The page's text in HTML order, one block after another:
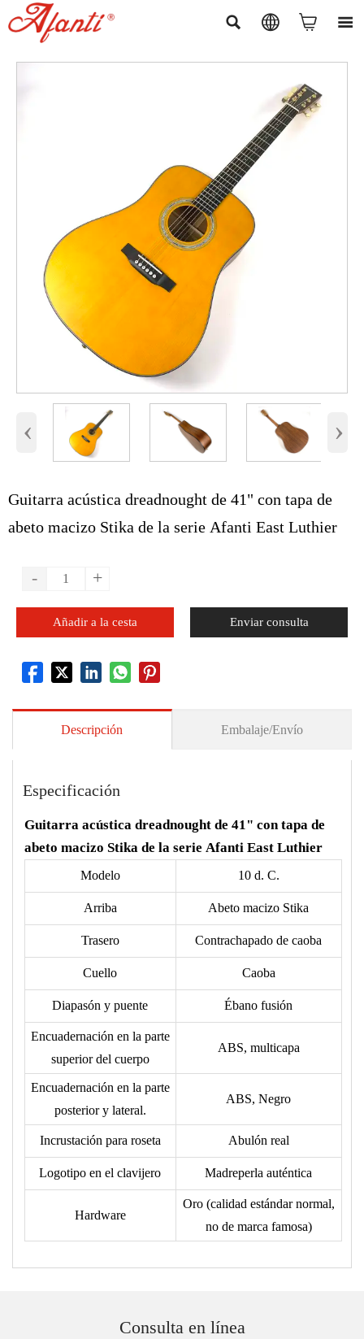
   
‹ ›
Guitarra acústica dreadnought de 41" con tapa de
abeto macizo Stika de la serie Afanti East Luthier
- +
Añadir a la cesta Enviar consulta
Descripción Embalaje/Envío
Especificación
Guitarra acústica dreadnought de 41" con tapa de
abeto macizo Stika de la serie Afanti East Luthier
Modelo 10 d. C.
Arriba Abeto macizo Stika
Trasero Contrachapado de caoba
Cuello Caoba
Diapasón y puente Ébano fusión
Encuadernación en la parte
superior del cuerpo
ABS, multicapa
Encuadernación en la parte
posterior y lateral.
ABS, Negro
Incrustación para roseta Abulón real
Logotipo en el clavijero Madreperla auténtica
Hardware
Oro (calidad estándar normal,
no de marca famosa)
Consulta en línea